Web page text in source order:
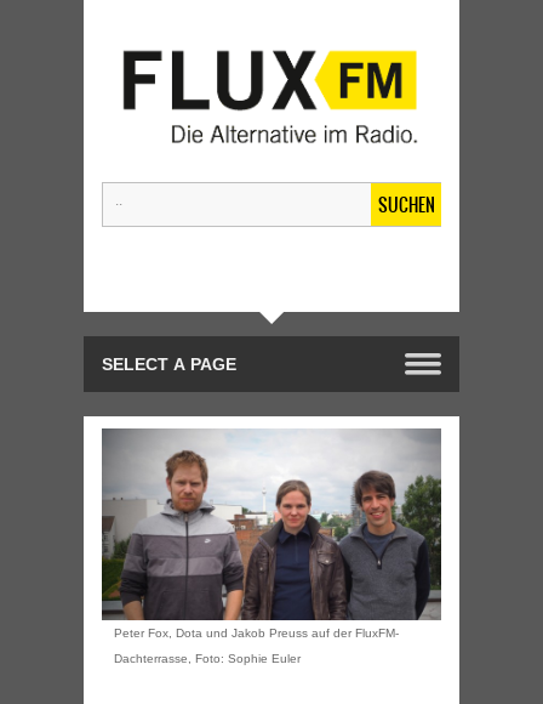
SUCHEN
Peter Fox, Dota und Jakob Preuss auf der FluxFM-
Dachterrasse, Foto: Sophie Euler